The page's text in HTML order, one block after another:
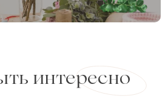
интересно